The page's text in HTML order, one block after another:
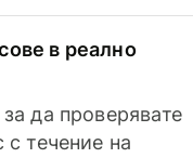
в реално
да проверявате
с течение на